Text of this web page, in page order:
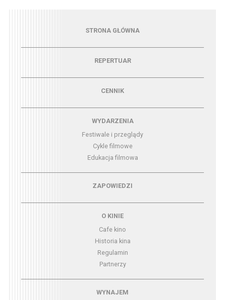
Menu - strona główna
STRONA GŁÓWNA
Menu - repertuarREPERTUAR
CENNIK
Menu - wydarzeniaWYDARZENIA
Festiwale i przeglądy
Cykle filmowe
Edukacja filmowa
Menu - zapowiedziZAPOWIEDZI
O KINIE
Cafe kino
Historia kina
Regulamin
Partnerzy
Menu - wynajemWYNAJEM